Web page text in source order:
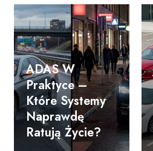
ADAS W
Praktyce –
Które Systemy
Naprawdę
Ratują Życie?